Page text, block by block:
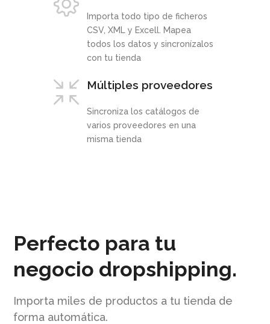
Importa todo tipo de ficheros
CSV, XML y Excell. Mapea
todos los datos y sincronízalos
con tu tienda
Múltiples proveedores
Sincroniza los catálogos de
varios proveedores en una
misma tienda
Perfecto para tu
negocio dropshipping.
Importa miles de productos a tu tienda de
forma automática.